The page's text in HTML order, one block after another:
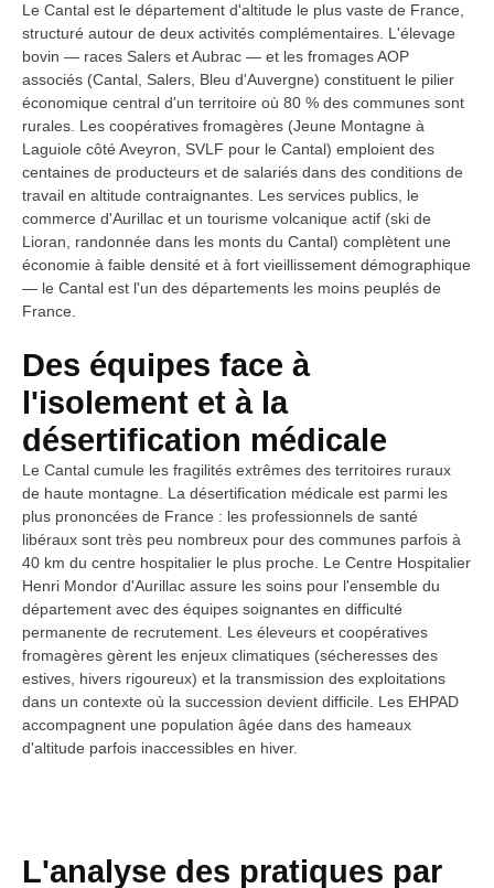
Le Cantal est le département d'altitude le plus vaste de France,
structuré autour de deux activités complémentaires. L'élevage
bovin — races Salers et Aubrac — et les fromages AOP
associés (Cantal, Salers, Bleu d'Auvergne) constituent le pilier
économique central d'un territoire où 80 % des communes sont
rurales. Les coopératives fromagères (Jeune Montagne à
Laguiole côté Aveyron, SVLF pour le Cantal) emploient des
centaines de producteurs et de salariés dans des conditions de
travail en altitude contraignantes. Les services publics, le
commerce d'Aurillac et un tourisme volcanique actif (ski de
Lioran, randonnée dans les monts du Cantal) complètent une
économie à faible densité et à fort vieillissement démographique
— le Cantal est l'un des départements les moins peuplés de
France.
Des équipes face à
l'isolement et à la
désertification médicale
Le Cantal cumule les fragilités extrêmes des territoires ruraux
de haute montagne. La désertification médicale est parmi les
plus prononcées de France : les professionnels de santé
libéraux sont très peu nombreux pour des communes parfois à
40 km du centre hospitalier le plus proche. Le Centre Hospitalier
Henri Mondor d'Aurillac assure les soins pour l'ensemble du
département avec des équipes soignantes en difficulté
permanente de recrutement. Les éleveurs et coopératives
fromagères gèrent les enjeux climatiques (sécheresses des
estives, hivers rigoureux) et la transmission des exploitations
dans un contexte où la succession devient difficile. Les EHPAD
accompagnent une population âgée dans des hameaux
d'altitude parfois inaccessibles en hiver.
L'analyse des pratiques par